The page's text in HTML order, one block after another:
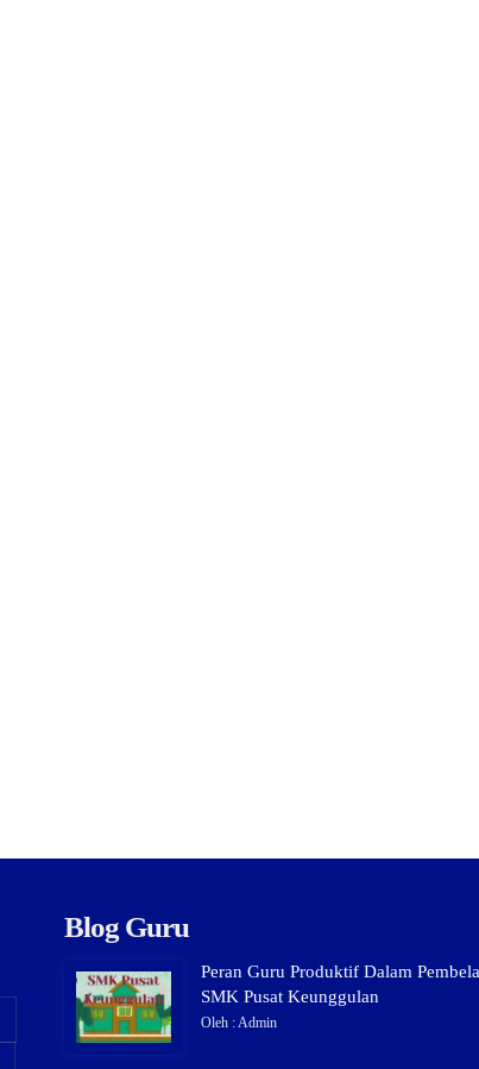
Blog Guru
Peran Guru Produktif Dalam
SMK Pusat Keunggulan
Oleh : Admin